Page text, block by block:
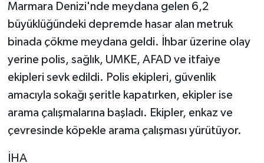
Marmara Denizi'nde meydana gelen 6,2
büyüklüğündeki depremde hasar alan metruk
binada çökme meydana geldi. İhbar üzerine olay
yerine polis, sağlık, UMKE, AFAD ve itfaiye
ekipleri sevk edildi. Polis ekipleri, güvenlik
amacıyla sokağı şeritle kapatırken, ekipler ise
arama çalışmalarına başladı. Ekipler, enkaz ve
çevresinde köpekle arama çalışması yürütüyor.
İHA